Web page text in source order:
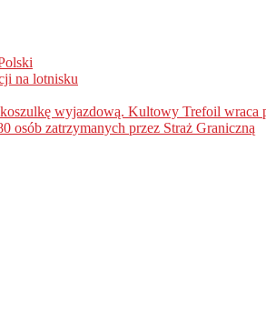
na lotnisku
wyjazdową. Kultowy Trefoil wraca
osób zatrzymanych przez Straż Graniczną